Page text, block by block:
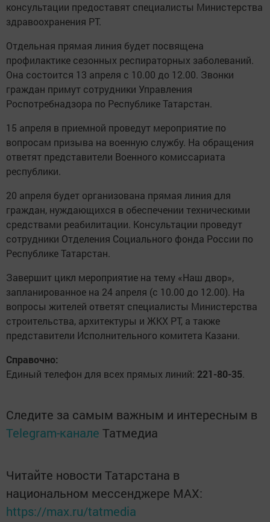
консультации предоставят специалисты Министерства
здравоохранения РТ.
Отдельная прямая линия будет посвящена
профилактике сезонных респираторных заболеваний.
Она состоится 13 апреля с 10.00 до 12.00. Звонки
граждан примут сотрудники Управления
Роспотребнадзора по Республике Татарстан.
15 апреля в приемной проведут мероприятие по
вопросам призыва на военную службу. На обращения
ответят представители Военного комиссариата
республики.
20 апреля будет организована прямая линия для
граждан, нуждающихся в обеспечении техническими
средствами реабилитации. Консультации проведут
сотрудники Отделения Социального фонда России по
Республике Татарстан.
Завершит цикл мероприятие на тему «Наш двор»,
запланированное на 24 апреля (с 10.00 до 12.00). На
вопросы жителей ответят специалисты Министерства
строительства, архитектуры и ЖКХ РТ, а также
представители Исполнительного комитета Казани.
Справочно:
Единый телефон для всех прямых линий: 221-80-35.
Следите за самым важным и интересным в
Telegram-канале Татмедиа
Читайте новости Татарстана в
национальном мессенджере MАХ:
https://max.ru/tatmedia